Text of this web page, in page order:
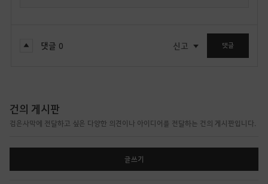
댓글 0 신고 댓글
건의 게시판
검은사막에 전달하고 싶은 다양한 의견이나 아이디어를 전달하는 건의 게시판입니다.
글쓰기